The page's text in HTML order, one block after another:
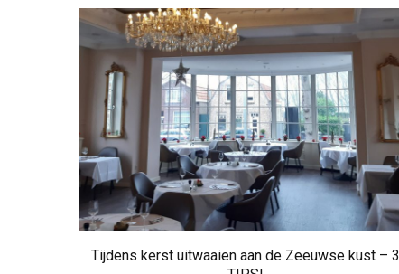
Tijdens kerst uitwaaien aan de Zeeuwse kust – 3